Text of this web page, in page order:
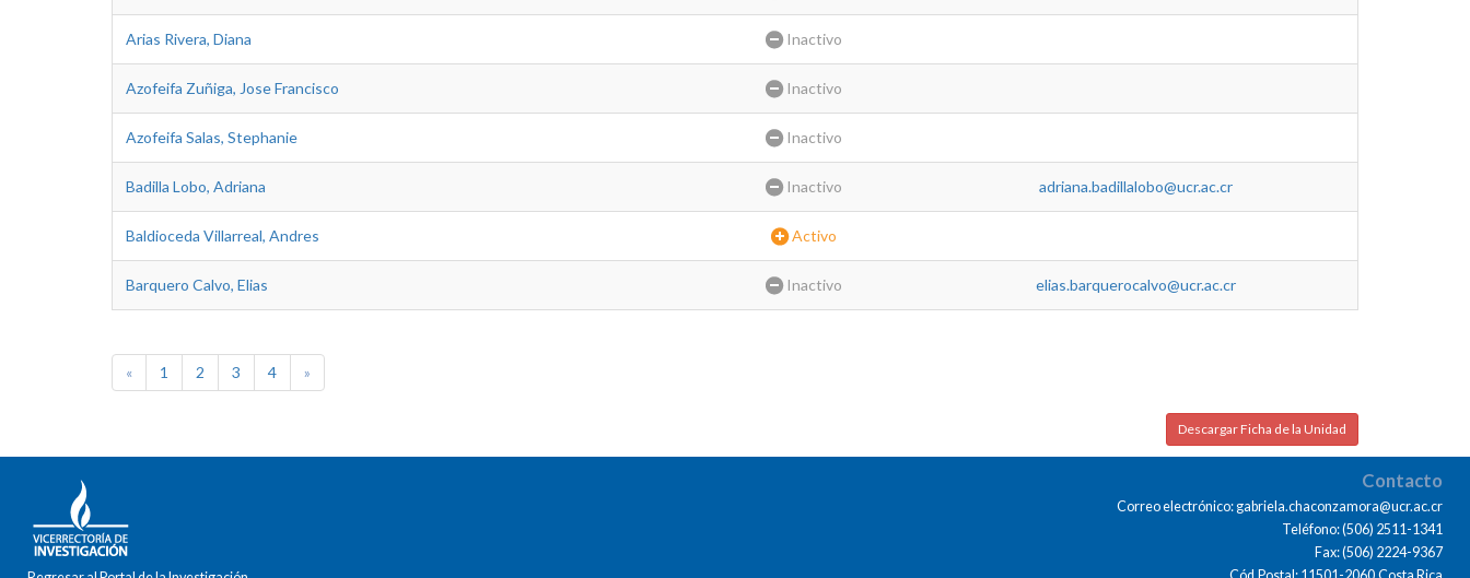
Arias Rivera, Diana Inactivo
Azofeifa Zuñiga, Jose Francisco Inactivo
Azofeifa Salas, Stephanie Inactivo
Badilla Lobo, Adriana Inactivo adriana.badillalobo@ucr.ac.cr
Baldioceda Villarreal, Andres Activo
Barquero Calvo, Elias Inactivo elias.barquerocalvo@ucr.ac.cr
« 1 2 3 4 »
Descargar Ficha de la Unidad
Contacto
Correo electrónico: gabriela.chaconzamora@ucr.ac.cr
Teléfono: (506) 2511-1341
Fax: (506) 2224-9367